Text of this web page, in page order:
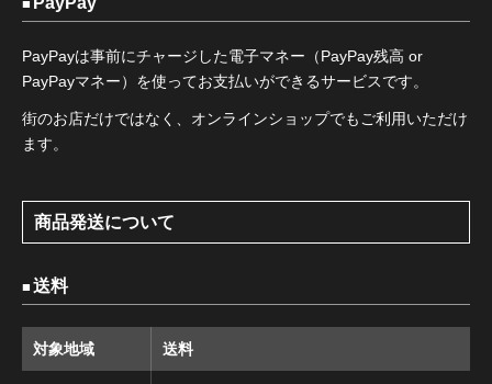
PayPayは事前にチャージした電子マネー（PayPay残高 or
PayPayマネー）を使ってお支払いができるサービスです。
街のお店だけではなく、オンラインショップでもご利用いただけ
ます。
商品発送について
送料
対象地域 送料